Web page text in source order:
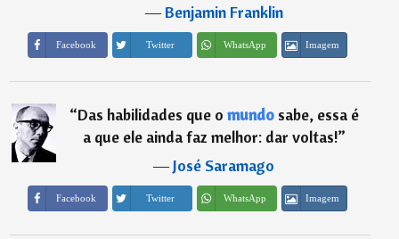
―Benjamin Franklin
Facebook Twitter WhatsApp Imagem
“Das habilidades que o mundosabe, essa é
a que ele ainda faz melhor: dar voltas!”
―José Saramago
Facebook Twitter WhatsApp Imagem